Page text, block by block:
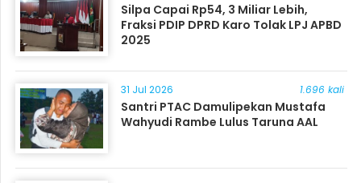
Silpa Capai Rp54, 3 Miliar Lebih,
Fraksi PDIP DPRD Karo Tolak LPJ APBD
2025
31 Jul 2026 1.696 kali
Santri PTAC Damulipekan Mustafa
Wahyudi Rambe Lulus Taruna AAL